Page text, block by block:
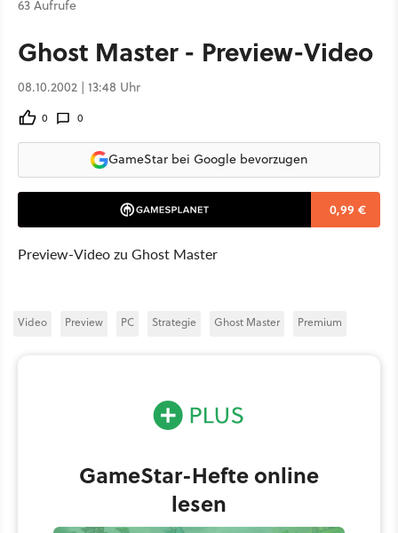
63 Aufrufe
Ghost Master - Preview-Video
08.10.2002 | 13:48 Uhr
0 0
GameStar bei Google bevorzugen
0,99 €
Preview-Video zu Ghost Master
Video Preview PC Strategie Ghost Master Premium
GameStar-Hefte online
lesen